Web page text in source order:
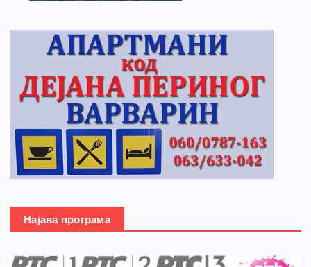
Најава програма